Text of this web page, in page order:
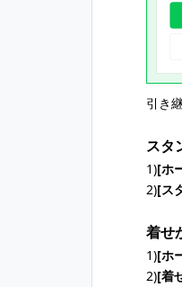
引き
スタ
1)[ホ
2)[ス
着せ
1)[ホ
2)[着